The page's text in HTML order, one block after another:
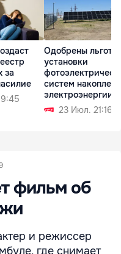
за
Одобрены льготы
установки
систем
электроэнергии
23 Июл. 21:16
фильм об
и режиссер
где снимает